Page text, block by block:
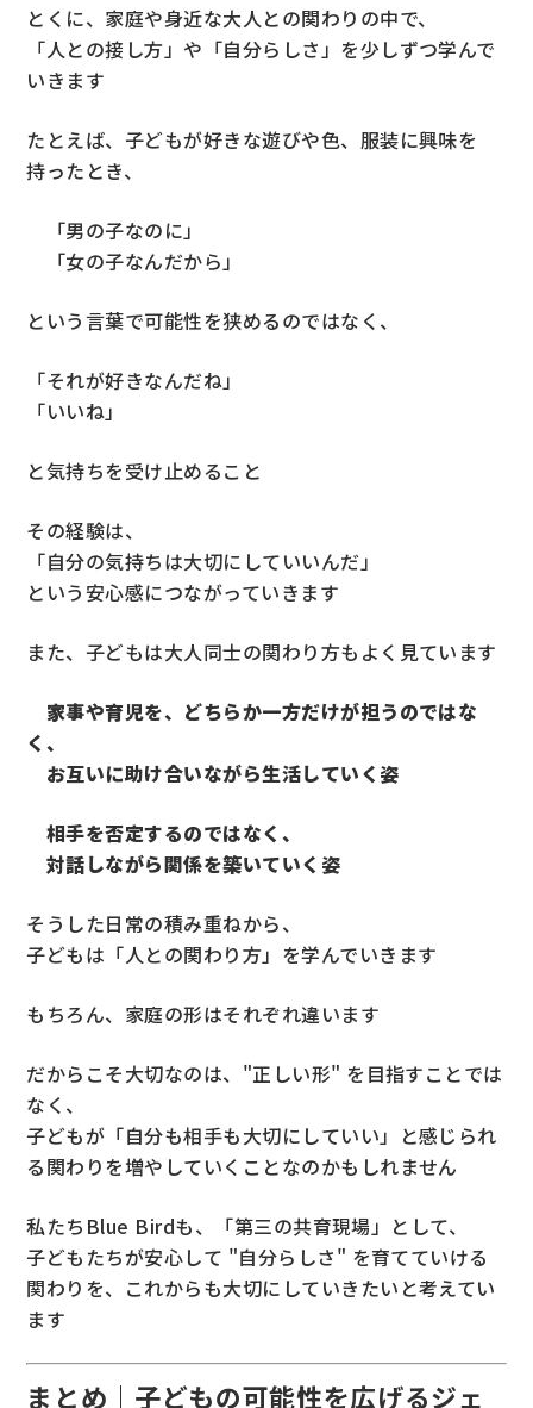
とくに、家庭や身近な大人との関わりの中で、
「人との接し方」や「自分らしさ」を少しずつ学んで
いきます
たとえば、子どもが好きな遊びや色、服装に興味を
持ったとき、
「男の子なのに」
「女の子なんだから」
という言葉で可能性を狭めるのではなく、
「それが好きなんだね」
「いいね」
と気持ちを受け止めること
その経験は、
「自分の気持ちは大切にしていいんだ」
という安心感につながっていきます
また、子どもは大人同士の関わり方もよく見ています
家事や育児を、どちらか一方だけが担うのではな
く、
お互いに助け合いながら生活していく姿
相手を否定するのではなく、
対話しながら関係を築いていく姿
そうした日常の積み重ねから、
子どもは「人との関わり方」を学んでいきます
もちろん、家庭の形はそれぞれ違います
だからこそ大切なのは、"正しい形" を目指すことでは
なく、
子どもが「自分も相手も大切にしていい」と感じられ
る関わりを増やしていくことなのかもしれません
私たちBlue Birdも、「第三の共育現場」として、
子どもたちが安心して "自分らしさ" を育てていける
関わりを、これからも大切にしていきたいと考えてい
ます
まとめ｜子どもの可能性を広げるジェ